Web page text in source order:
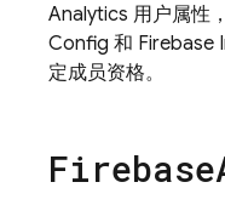
Analytics 用户属性
Config 和 Firebase
定成员资格。
Firebase